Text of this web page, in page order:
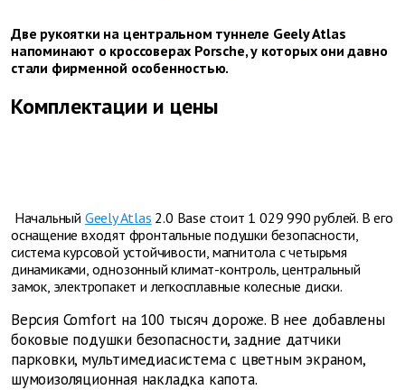
Две рукоятки на центральном туннеле Geely Atlas
напоминают о кроссоверах Porsche, у которых они давно
стали фирменной особенностью.
Комплектации и цены
Начальный Geely Atlas 2.0 Base стоит 1 029 990 рублей. В его
оснащение входят фронтальные подушки безопасности,
система курсовой устойчивости, магнитола с четырьмя
динамиками, однозонный климат-контроль, центральный
замок, электропакет и легкосплавные колесные диски.
Версия Comfort на 100 тысяч дороже. В нее добавлены
боковые подушки безопасности, задние датчики
парковки, мультимедиасистема с цветным экраном,
шумоизоляционная накладка капота.